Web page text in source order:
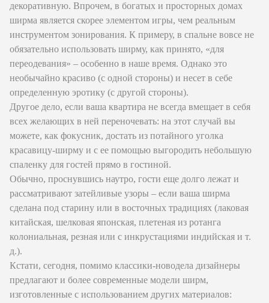
декоративную. Впрочем, в богатых и просторных домах
ширма является скорее элементом игры, чем реальным
инструментом зонирования. К примеру, в спальне вовсе не
обязательно использовать ширму, как принято, «для
переодевания» – особенно в наше время. Однако это
необычайно красиво (с одной стороны) и несет в себе
определенную эротику (с другой стороны).
Другое дело, если ваша квартира не всегда вмещает в себя
всех желающих в ней переночевать: на этот случай вы
можете, как фокусник, достать из потайного уголка
красавицу-ширму и с ее помощью выгородить небольшую
спаленку для гостей прямо в гостиной.
Обычно, проснувшись наутро, гости еще долго лежат и
рассматривают затейливые узоры – если ваша ширма
сделана под старину или в восточных традициях (лаковая
китайская, шелковая японская, плетеная из ротанга
колониальная, резная или с инкрустациями индийская и т.
д.).
Кстати, сегодня, помимо классики-новодела дизайнеры
предлагают и более современные модели ширм,
изготовленные с использованием других материалов: